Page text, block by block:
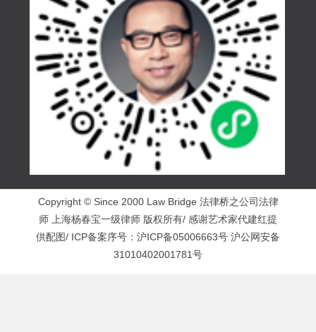
Copyright © Since 2000 Law Bridge 法律桥之公司法律
师 上海杨春宝一级律师 版权所有/ 感谢艺术家代建红提
供配图/ ICP备案序号： 沪ICP备05006663号 沪公网安备
31010402001781号